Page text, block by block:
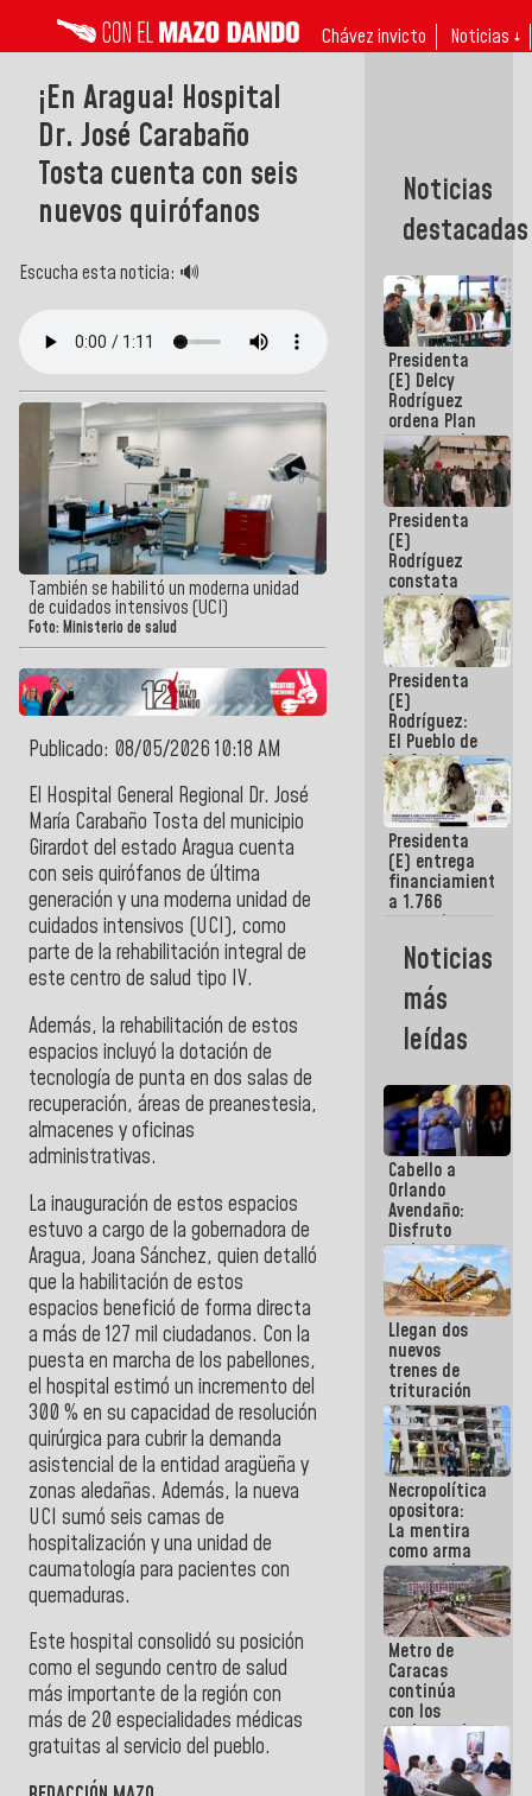
Chávez invicto Noticias ↓
¡En Aragua! Hospital
Dr. José Carabaño
Tosta cuenta con seis
nuevos quirófanos
Escucha esta noticia: 🔊
También se habilitó un moderna unidad
de cuidados intensivos (UCI)
Foto: Ministerio de salud
Publicado: 08/05/2026 10:18 AM
El Hospital General Regional Dr. José
María Carabaño Tosta del municipio
Girardot del estado Aragua cuenta
con seis quirófanos de última
generación y una moderna unidad de
cuidados intensivos (UCI), como
parte de la rehabilitación integral de
este centro de salud tipo IV.
Además, la rehabilitación de estos
espacios incluyó la dotación de
tecnología de punta en dos salas de
recuperación, áreas de preanestesia,
almacenes y oficinas
administrativas.
La inauguración de estos espacios
estuvo a cargo de la gobernadora de
Aragua, Joana Sánchez, quien detalló
que la habilitación de estos
espacios benefició de forma directa
a más de 127 mil ciudadanos. Con la
puesta en marcha de los pabellones,
el hospital estimó un incremento del
300 % en su capacidad de resolución
quirúrgica para cubrir la demanda
asistencial de la entidad aragüeña y
zonas aledañas. Además, la nueva
UCI sumó seis camas de
hospitalización y una unidad de
caumatología para pacientes con
quemaduras.
Este hospital consolidó su posición
como el segundo centro de salud
más importante de la región con
más de 20 especialidades médicas
gratuitas al servicio del pueblo.
Noticias
destacadas
Presidenta
(E) Delcy
Rodríguez
ordena Plan
maestro de
desarrollo
logístico y
turístico
para La
Guaira
Presidenta
(E)
Rodríguez
constata
obras de
rehabilitación
de Escuela
Militar de
Mamo en La
Guaira
Presidenta
(E)
Rodríguez:
El Pueblo de
La Guaira
siempre
estará
acompañada
por el
Gobierno
Nacional
Presidenta
(E) entrega
financiamientos
a 1.766
comerciantes
emprendedores
afectados
por
terremotos
Noticias
más
leídas
Cabello a
Orlando
Avendaño:
Disfruto
cada vez
que escribes
porque lo
que haces
es
embarrarla
Llegan dos
nuevos
trenes de
trituración
para
optimizar
manejo de
escombros
en La Guaira
Necropolítica
opositora:
La mentira
como arma
contra el
Pueblo
Metro de
Caracas
continúa
con los
trabajos de
mantenimiento
e inspección